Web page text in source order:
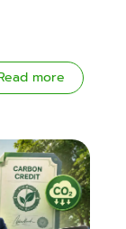
more